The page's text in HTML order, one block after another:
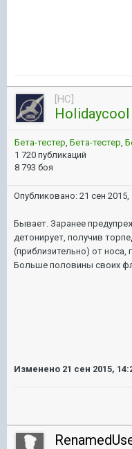
[HC]
HoIidaycooI
Бета-тестер, Бета-тестер,
1 720 публикаций
8 793 боя
Опубликовано: 21 сен 2015,
Бывает. Заранее
детонирует, получив
(приблизительно) от носа,
Больше половины своих
Изменено 21 сен 2015,